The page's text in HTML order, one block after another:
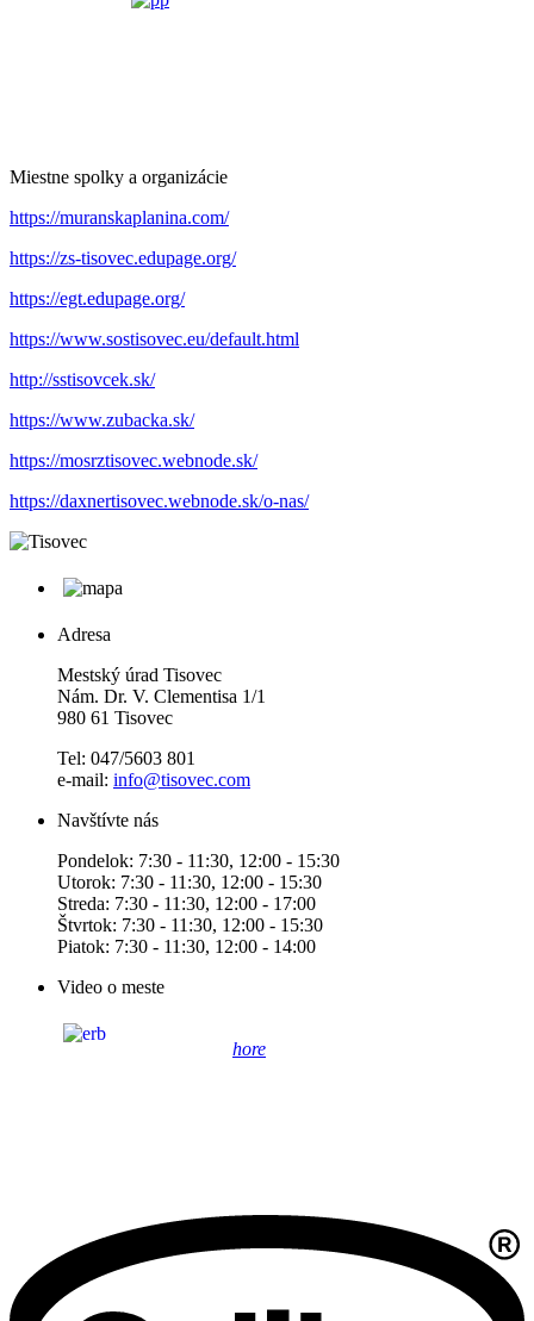
Miestne spolky a organizácie
https://muranskaplanina.com/
https://zs-tisovec.edupage.org/
https://egt.edupage.org/
https://www.sostisovec.eu/default.html
http://sstisovcek.sk/
https://www.zubacka.sk/
https://mosrztisovec.webnode.sk/
https://daxnertisovec.webnode.sk/o-nas/
Adresa
Mestský úrad Tisovec
Nám. Dr. V. Clementisa 1/1
980 61 Tisovec
Tel: 047/5603 801
e-mail: info@tisovec.com
Navštívte nás
Pondelok: 7:30 - 11:30, 12:00 - 15:30
Utorok: 7:30 - 11:30, 12:00 - 15:30
Streda: 7:30 - 11:30, 12:00 - 17:00
Štvrtok: 7:30 - 11:30, 12:00 - 15:30
Piatok: 7:30 - 11:30, 12:00 - 14:00
Video o meste
hore